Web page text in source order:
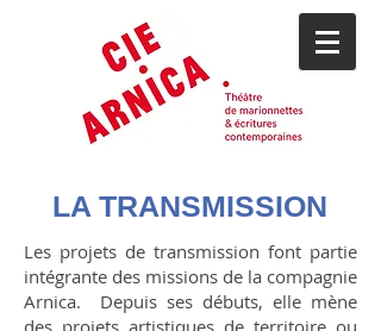
LA TRANSMISSION
Les projets de transmission font partie
intégrante des missions de la compagnie
Arnica. Depuis ses débuts, elle mène
des projets artistiques de territoire ou